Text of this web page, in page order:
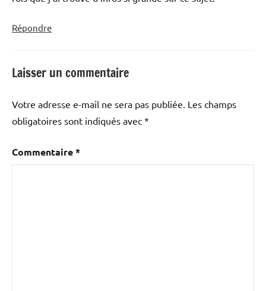
Répondre
Laisser un commentaire
Votre adresse e-mail ne sera pas publiée. Les champs
obligatoires sont indiqués avec *
Commentaire*